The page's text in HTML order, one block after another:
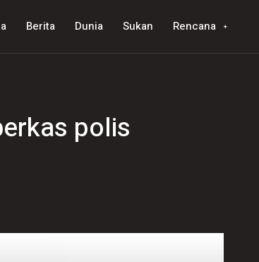
Berita Dunia Sukan Rencana
polis